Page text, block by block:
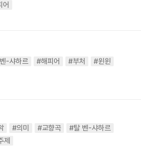
어
-샤하르 #해피어 #부처
#윈윈
#의미 #교향곡
#탈 벤-샤하르
제